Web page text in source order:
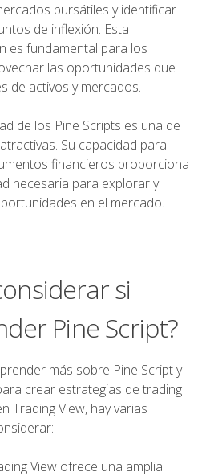
bursátiles y identificar
de inflexión. Esta
es fundamental para los
las oportunidades que
de activos y mercados.
de los Pine Scripts es una de
Su capacidad para
financieros proporciona
necesaria para explorar y
en el mercado.
si
Pine Script?
más sobre Pine Script y
crear estrategias de trading
Trading View, hay varias
View ofrece una amplia